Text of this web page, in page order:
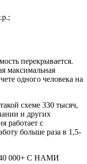
перекрывается.
максимальная
одного человека на
схеме 330 тысяч,
и других
работает с
больше раза в 1,5-
000+ С НАМИ